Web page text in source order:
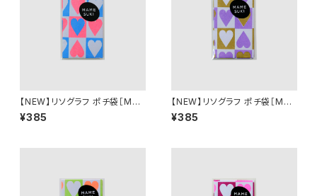
【NEW】リソグラフ ポチ袋［MA
MESUKI Basis ハート］Neon
Red × Light Blue
¥385
【NEW】リソグラフ ポチ袋［MA
MESUKI Basis ハート］ Purpl
e × Ochre
¥385